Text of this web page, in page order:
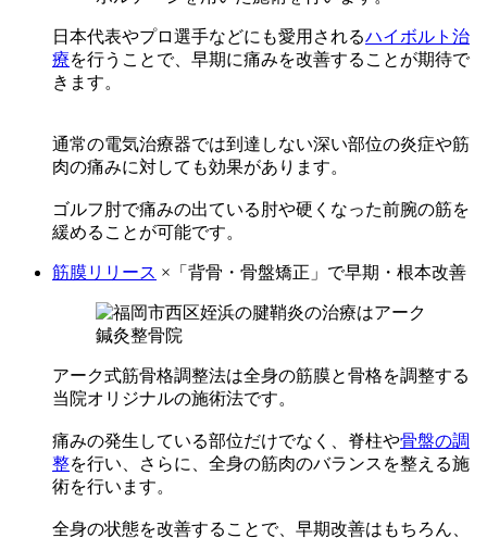
日本代表やプロ選手などにも愛用されるハイボルト治
療を行うことで、早期に痛みを改善することが期待で
きます。
通常の電気治療器では到達しない深い部位の炎症や筋
肉の痛みに対しても効果があります。
ゴルフ肘で痛みの出ている肘や硬くなった前腕の筋を
緩めることが可能です。
筋膜リリース ×「背骨・骨盤矯正」で早期・根本改善
アーク式筋骨格調整法は全身の筋膜と骨格を調整する
当院オリジナルの施術法です。
痛みの発生している部位だけでなく、脊柱や骨盤の調
整を行い、さらに、全身の筋肉のバランスを整える施
術を行います。
全身の状態を改善することで、早期改善はもちろん、